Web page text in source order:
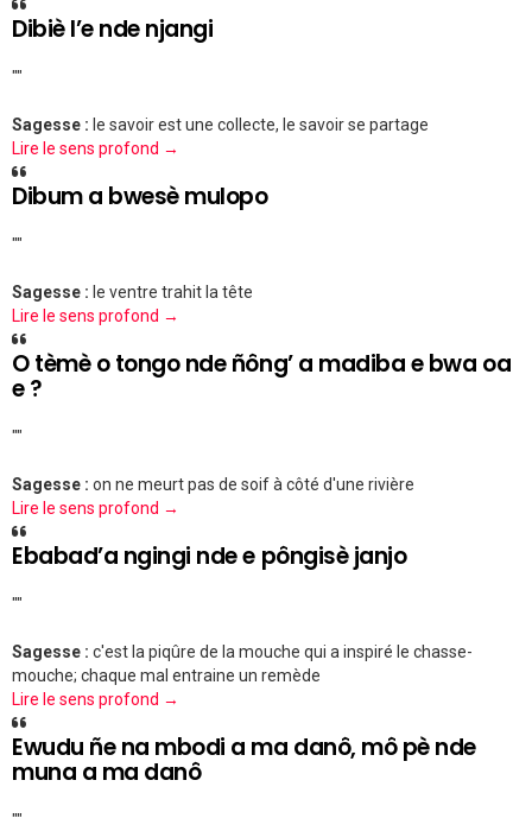
Dibiè l’e nde njangi
""
Sagesse : le savoir est une collecte, le savoir se partage
Lire le sens profond →
Dibum a bwesè mulopo
""
Sagesse : le ventre trahit la tête
Lire le sens profond →
O tèmè o tongo nde ñông’ a madiba e bwa oa
e ?
""
Sagesse : on ne meurt pas de soif à côté d'une rivière
Lire le sens profond →
Ebabad’a ngingi nde e pôngisè janjo
""
Sagesse : c'est la piqûre de la mouche qui a inspiré le chasse-
mouche; chaque mal entraine un remède
Lire le sens profond →
Ewudu ñe na mbodi a ma danô, mô pè nde
muna a ma danô
""